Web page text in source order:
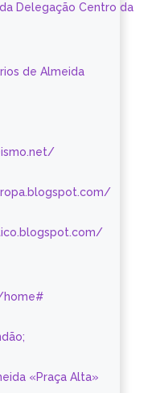
Delegação Centro da
de Almeida
home#
«Praça Alta»